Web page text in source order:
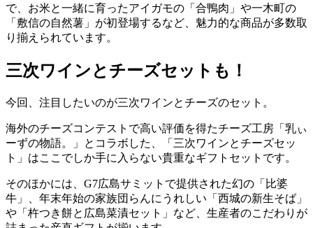
で、お米と一緒に育ったアイガモの「合鴨肉」や一木町の
「敷信の自然薯」が初登場するなど、魅力的な商品が多数取
り揃えられています。
三次ワインとチーズセットも！
今回、注目したいのが三次ワインとチーズのセット。
海外のチーズコンテストで高い評価を得たチーズ工房「乳ぃ
ーずの物語。」とコラボした、「三次ワインとチーズセッ
ト」はここでしか手に入らない貴重なギフトセットです。
そのほかには、G7広島サミットで提供された幻の「比婆
牛」、年末年始の家族団らんにうれしい「西城の新生そば」
や「杵つき餅と広島菜漬セット」など、生産者のこだわりが